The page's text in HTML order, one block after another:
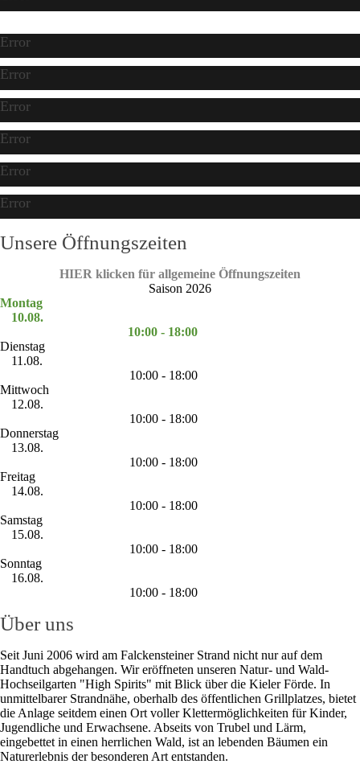
Error
Error
Error
Error
Error
Error
Unsere Öffnungszeiten
HIER klicken für allgemeine Öffnungszeiten
Saison 2026
Montag
10.08.
10:00 - 18:00
Dienstag
11.08.
10:00 - 18:00
Mittwoch
12.08.
10:00 - 18:00
Donnerstag
13.08.
10:00 - 18:00
Freitag
14.08.
10:00 - 18:00
Samstag
15.08.
10:00 - 18:00
Sonntag
16.08.
10:00 - 18:00
Über uns
Seit Juni 2006 wird am Falckensteiner Strand nicht nur auf dem
Handtuch abgehangen. Wir eröffneten unseren Natur- und Wald-
Hochseilgarten "High Spirits" mit Blick über die Kieler Förde. In
unmittelbarer Strandnähe, oberhalb des öffentlichen Grillplatzes, bietet
die Anlage seitdem einen Ort voller Klettermöglichkeiten für Kinder,
Jugendliche und Erwachsene. Abseits von Trubel und Lärm,
eingebettet in einen herrlichen Wald, ist an lebenden Bäumen ein
Naturerlebnis der besonderen Art entstanden.